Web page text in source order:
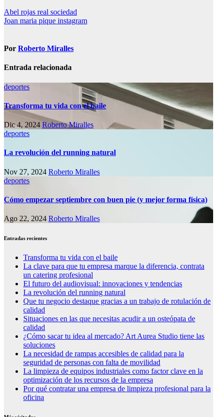
Navegación
de
Abel rojas real sociedad
Joan maria pique instagram
Por Roberto Miralles
Entrada relacionada
deportes
Transforma tu vida con el baile
Dic 4, 2024 Roberto Miralles
deportes
La revolución del running natural
Nov 27, 2024 Roberto Miralles
deportes
Cómo empezar septiembre con buen pie (y mejor forma física)
Ago 22, 2024 Roberto Miralles
Entradas recientes
Transforma tu vida con el baile
La clave para que tu empresa marque la diferencia, contrata
un catering profesional
El futuro del audiovisual: innovaciones y tendencias
La revolución del running natural
Que tu negocio destaque gracias a un trabajo de rotulación de
calidad
Situaciones en las que necesitas acudir a un osteópata de
calidad
¿Cómo sacar tu idea al mercado? Art Aurea Studio tiene las
soluciones
La necesidad de rampas accesibles de calidad para la
seguridad de personas con falta de movilidad
La limpieza de equipos industriales como factor clave en la
optimización de los recursos de la empresa
Por qué contratar una empresa de limpieza profesional para la
oficina